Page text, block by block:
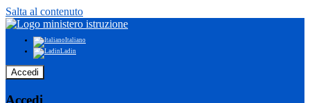
Salta al contenuto
Italiano
Ladin
Accedi
Accedi